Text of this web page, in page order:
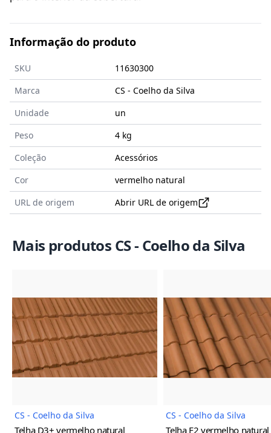
Informação do produto
SKU
11630300
Marca
CS - Coelho da Silva
Unidade
un
Peso
4 kg
Coleção
Acessórios
Cor
vermelho natural
URL de origem
Abrir URL de origem
Mais produtos CS - Coelho da Silva
Imagem do Produto
CS - Coelho da Silva
Telha D3+ vermelho natural
CS - Coelho da Silva
Telha F2 vermelho natural